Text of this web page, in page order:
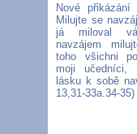
Nové
Milujte se
já miloval
navzájem
toho všichni
moji učedníci,
lásku k sobě
13,31-33a.34-35)